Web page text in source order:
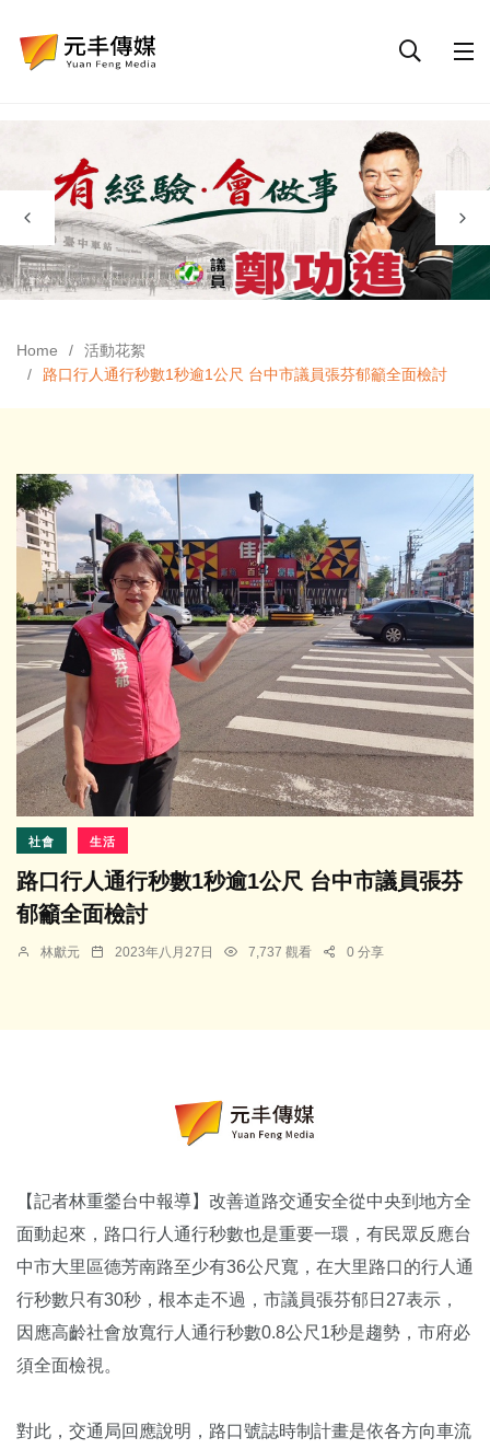
Home
活動花絮
路口行人通行秒數1秒逾1公尺 台中市議員張芬郁籲全面檢討
社會 生活
路口行人通行秒數1秒逾1公尺 台中市議員張芬
郁籲全面檢討
林獻元 2023年八月27日 7,737 觀看 0 分享
【記者林重鎣台中報導】改善道路交通安全從中央到地方全
面動起來，路口行人通行秒數也是重要一環，有民眾反應台
中市大里區德芳南路至少有36公尺寬，在大里路口的行人通
行秒數只有30秒，根本走不過，市議員張芬郁日27表示，
因應高齡社會放寬行人通行秒數0.8公尺1秒是趨勢，市府必
須全面檢視。
對此，交通局回應說明，路口號誌時制計畫是依各方向車流